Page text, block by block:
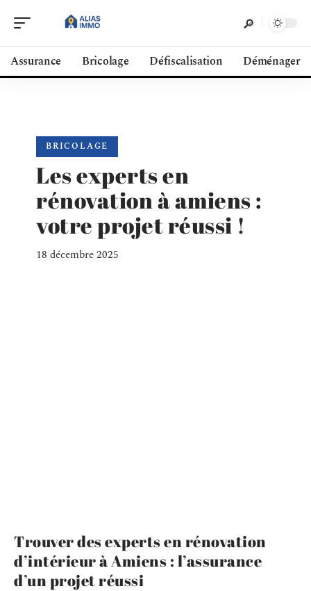
Assurance Bricolage Défiscalisation Déménager
BRICOLAGE
Les experts en
rénovation à amiens :
votre projet réussi !
18 décembre 2025
Trouver des experts en rénovation
d’intérieur à Amiens : l’assurance
d’un projet réussi